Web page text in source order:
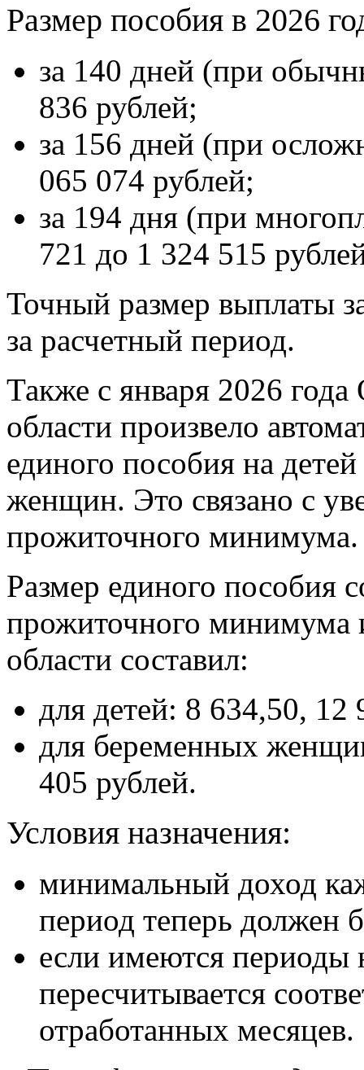
Размер пособия в 2026
за 140 дней (при
836 рублей;
за 156 дней (при
065 074 рублей;
за 194 дня (при
721 до 1 324 515
Точный размер выплаты
за расчетный период.
Также с января 2026
области произвело
единого пособия на
женщин. Это связано с
прожиточного минимума.
Размер единого пособия
прожиточного минимума
области составил:
для детей: 8 634,50,
для беременных
405 рублей.
Условия назначения:
минимальный доход
период теперь
если имеются периоды
пересчитывается
отработанных месяцев.